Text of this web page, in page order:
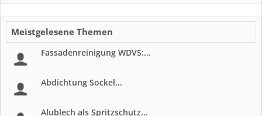
Meistgelesene Themen
Fassadenreinigung WDVS:...
Abdichtung Sockel...
Alublech als Spritzschutz...